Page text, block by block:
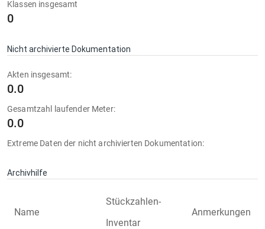
Klassen insgesamt
0
Nicht archivierte Dokumentation
Akten insgesamt:
0.0
Gesamtzahl laufender Meter:
0.0
Extreme Daten der nicht archivierten Dokumentation:
Archivhilfe
Name
Stückzahlen-
Inventar
Anmerkungen